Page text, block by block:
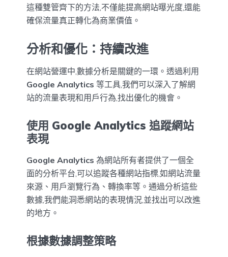
這種雙管齊下的方法,不僅能提高網站曝光度,還能
確保流量真正轉化為商業價值。
分析和優化：持續改進
在網站營運中,數據分析是關鍵的一環。透過利用
Google Analytics 等工具,我們可以深入了解網
站的流量表現和用戶行為,找出優化的機會。
使用 Google Analytics 追蹤網站
表現
Google Analytics 為網站所有者提供了一個全
面的分析平台,可以追蹤各種網站指標,如網站流量
來源、用戶瀏覽行為、轉換率等。通過分析這些
數據,我們能洞悉網站的表現情況,並找出可以改進
的地方。
根據數據調整策略